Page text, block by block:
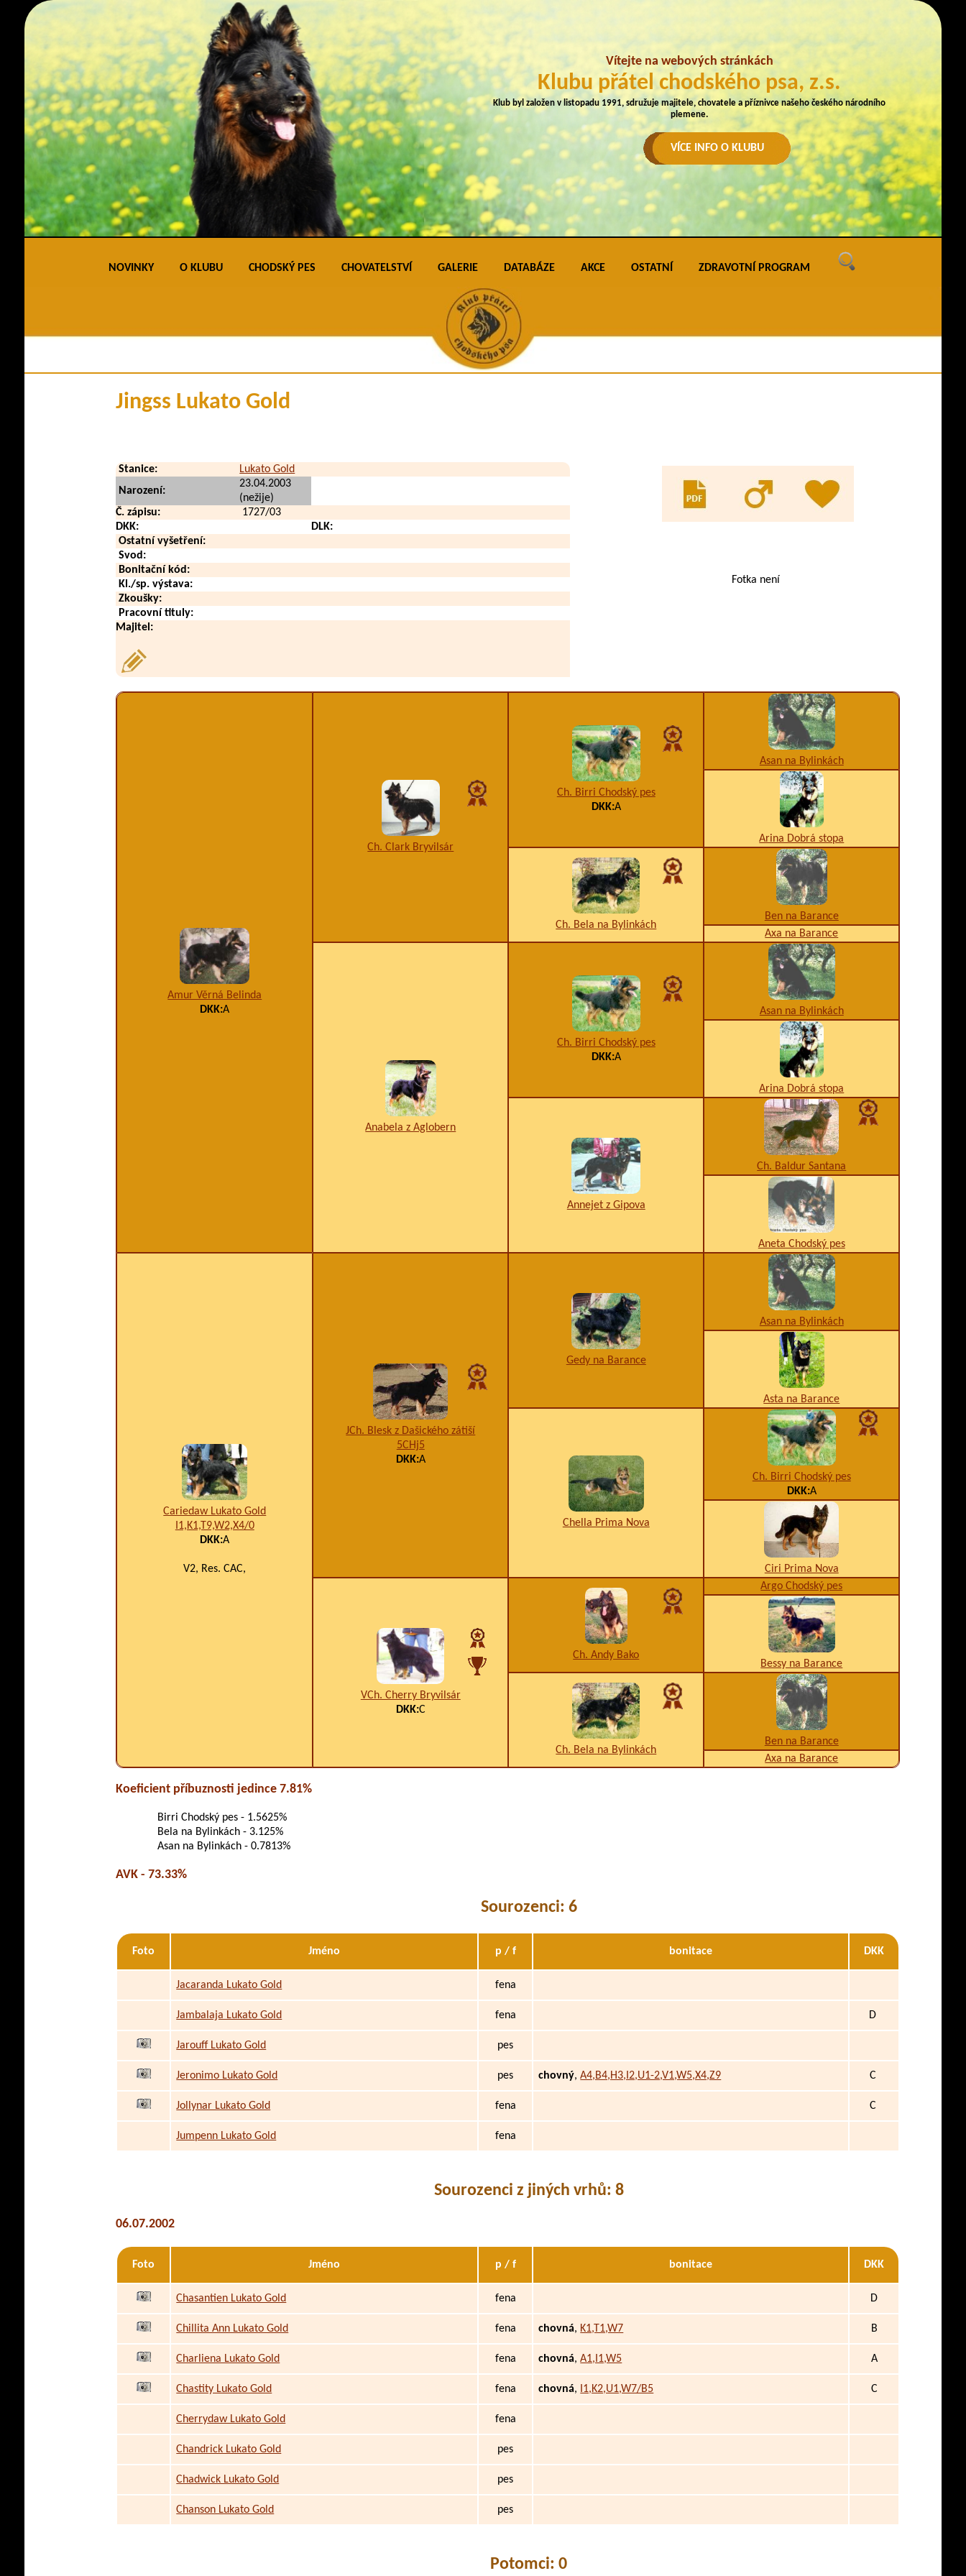
Vítejte na webových stránkách
Klubu přátel chodského psa, z.s.
Klub byl založen v listopadu 1991, sdružuje majitele, chovatele a příznivce našeho českého národního
plemene.
VÍCE INFO O KLUBU
NOVINKY O KLUBU
Kontakty
Klubové zpravodaje
CHODSKÝ PES
Využití
Zdraví a péče
Zahraniční kluby
CHOVATELSTVÍ
Přehled vrhů
Vystavené KL
Výpočet příbuznosti
Chovatelské stanice
Zápisní řád
Bonitační řád
GALERIE
Podmínky pro vkládání do galerie úspěšných
Galerie úspěšných - Krása a výkon
Galerie úspěšných - Krása
Galerie úspěšných - Výkon
DATABÁZE AKCE
Chodský pes ve výkonu
OSTATNÍ
Evidence KL
ZDRAVOTNÍ PROGRAM
Jingss Lukato Gold
Stanice: Lukato Gold
Fotka není
Narození:
23.04.2003
(nežije)
Č. zápisu:
1727/03
DKK:
DLK:
Ostatní vyšetření:
Svod:
Bonitační kód:
Kl./sp. výstava:
Zkoušky:
Pracovní tituly:
Majitel:
Amur Věrná Belinda
DKK:A
Ch. Clark Bryvilsár
Ch. Birri Chodský pes
DKK:A
Asan na Bylinkách
Arina Dobrá stopa
Ch. Bela na Bylinkách
Ben na Barance
Axa na Barance
Anabela z Aglobern
Ch. Birri Chodský pes
DKK:A
Asan na Bylinkách
Arina Dobrá stopa
Annejet z Gipova
Ch. Baldur Santana
Aneta Chodský pes
Cariedaw Lukato Gold
I1,K1,T9,W2,X4/0
DKK:A
V2, Res. CAC,
JCh. Blesk z Dašického zátiší
5CHj5
DKK:A
Gedy na Barance
Asan na Bylinkách
Asta na Barance
Chella Prima Nova
Ch. Birri Chodský pes
DKK:A
Ciri Prima Nova
VCh. Cherry Bryvilsár
DKK:C
Ch. Andy Bako
Argo Chodský pes
Bessy na Barance
Ch. Bela na Bylinkách
Ben na Barance
Axa na Barance
Koeficient příbuznosti jedince 7.81%
Birri Chodský pes - 1.5625%
Bela na Bylinkách - 3.125%
Asan na Bylinkách - 0.7813%
AVK - 73.33%
Sourozenci: 6
Foto Jméno p / f bonitace DKK
Jacaranda Lukato Gold fena
Jambalaja Lukato Gold fena D
Jarouff Lukato Gold pes
Jeronimo Lukato Gold pes chovný,A4,B4,H3,I2,U1-2,V1,W5,X4,Z9 C
Jollynar Lukato Gold fena C
Jumpenn Lukato Gold fena
Sourozenci z jiných vrhů: 8
06.07.2002
Foto Jméno p / f bonitace DKK
Chasantien Lukato Gold fena D
Chillita Ann Lukato Gold fena chovná, K1,T1,W7 B
Charliena Lukato Gold fena chovná,A1,I1,W5 A
Chastity Lukato Gold fena chovná, I1,K2,U1,W7/B5 C
Cherrydaw Lukato Gold fena
Chandrick Lukato Gold pes
Chadwick Lukato Gold pes
Chanson Lukato Gold pes
Potomci: 0